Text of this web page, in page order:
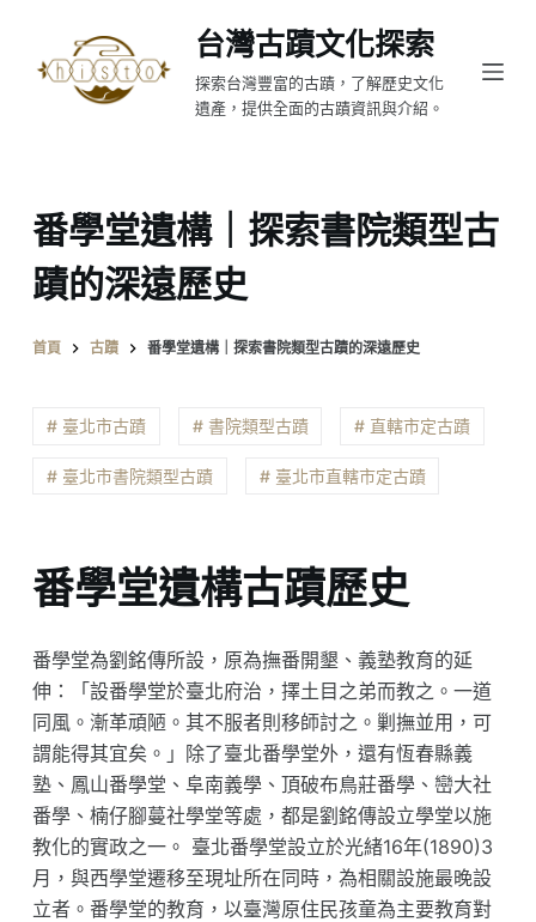
至
台灣古蹟文化探索
探索台灣豐富的古蹟，了解歷史文化
遺產，提供全面的古蹟資訊與介紹。
番學堂遺構｜探索書院類型古
蹟的深遠歷史
首頁 古蹟 番學堂遺構｜探索書院類型古蹟的深遠歷史
# 臺北市古蹟 # 書院類型古蹟 # 直轄市定古蹟
# 臺北市書院類型古蹟 # 臺北市直轄市定古蹟
番學堂遺構古蹟歷史
番學堂為劉銘傳所設，原為撫番開墾、義塾教育的延
伸：「設番學堂於臺北府治，擇土目之弟而教之。一道
同風。漸革頑陋。其不服者則移師討之。剿撫並用，可
謂能得其宜矣。」除了臺北番學堂外，還有恆春縣義
塾、鳳山番學堂、阜南義學、頂破布鳥莊番學、巒大社
番學、楠仔腳蔓社學堂等處，都是劉銘傳設立學堂以施
教化的實政之一。 臺北番學堂設立於光緒16年(1890)3
月，與西學堂遷移至現址所在同時，為相關設施最晚設
立者。番學堂的教育，以臺灣原住民孩童為主要教育對